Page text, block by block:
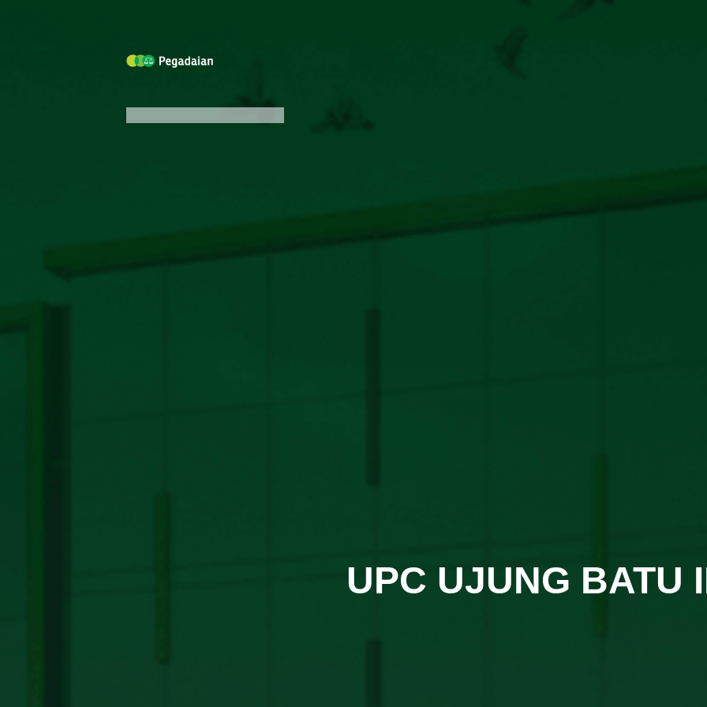
UPC UJUNG BATU